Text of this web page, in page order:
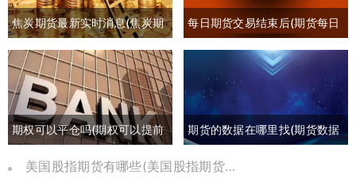
焦炭期货最新实时消息(焦炭期
货最新行情分析)
每日期货交易结束后(期货每日
交易时间)
期权可以平仓吗(期权可以提前
平仓吗有盈利吗)
期货的数据在哪里找(期货数据
哪里可以找)
美国股指期货有哪些(美国股指期货是哪个交易所)